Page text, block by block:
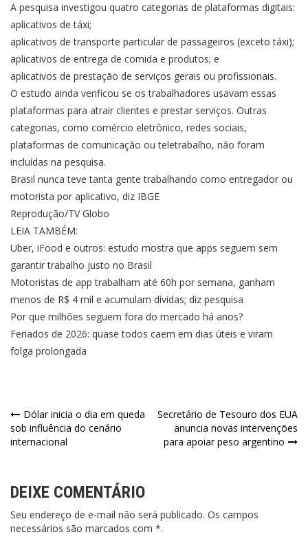
A pesquisa investigou quatro categorias de plataformas digitais:
aplicativos de táxi;
aplicativos de transporte particular de passageiros (exceto táxi);
aplicativos de entrega de comida e produtos; e
aplicativos de prestação de serviços gerais ou profissionais.
O estudo ainda verificou se os trabalhadores usavam essas
plataformas para atrair clientes e prestar serviços. Outras
categorias, como comércio eletrônico, redes sociais,
plataformas de comunicação ou teletrabalho, não foram
incluídas na pesquisa.
Brasil nunca teve tanta gente trabalhando como entregador ou
motorista por aplicativo, diz IBGE
Reprodução/TV Globo
LEIA TAMBÉM:
Uber, iFood e outros: estudo mostra que apps seguem sem
garantir trabalho justo no Brasil
Motoristas de app trabalham até 60h por semana, ganham
menos de R$ 4 mil e acumulam dívidas; diz pesquisa
Por que milhões seguem fora do mercado há anos?
Feriados de 2026: quase todos caem em dias úteis e viram
folga prolongada
Navegação
de
Dólar inicia o dia em queda
sob influência do cenário
internacional
Secretário de Tesouro dos EUA
anuncia novas intervenções
para apoiar peso argentino
DEIXE COMENTÁRIO
Seu endereço de e-mail não será publicado. Os campos
necessários são marcados com *.